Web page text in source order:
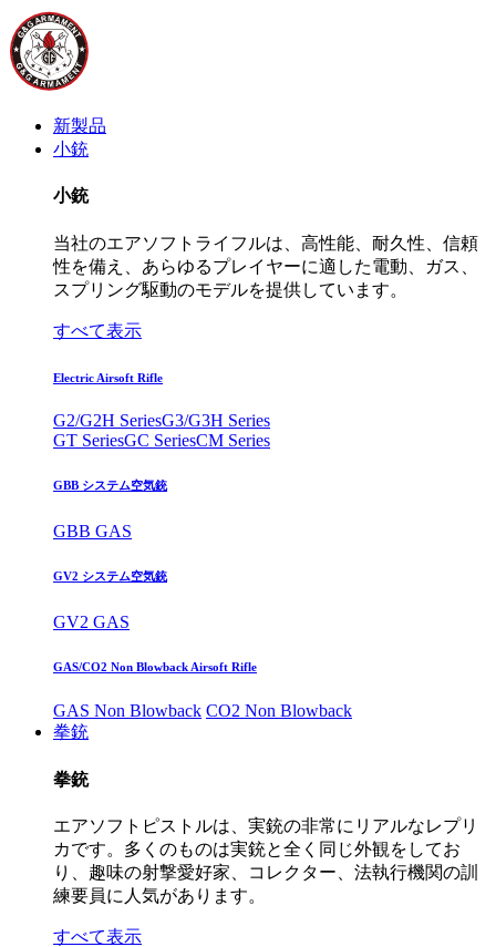
新製品
小銃
小銃
当社のエアソフトライフルは、高性能、耐久性、信頼
性を備え、あらゆるプレイヤーに適した電動、ガス、
スプリング駆動のモデルを提供しています。
すべて表示
Electric Airsoft Rifle
G2/G2H SeriesG3/G3H Series
GT SeriesGC SeriesCM Series
GBB システム空気銃
GBB GAS
GV2 システム空気銃
GV2 GAS
GAS/CO2 Non Blowback Airsoft Rifle
GAS Non Blowback CO2 Non Blowback
拳銃
拳銃
エアソフトピストルは、実銃の非常にリアルなレプリ
カです。多くのものは実銃と全く同じ外観をしてお
り、趣味の射撃愛好家、コレクター、法執行機関の訓
練要員に人気があります。
すべて表示